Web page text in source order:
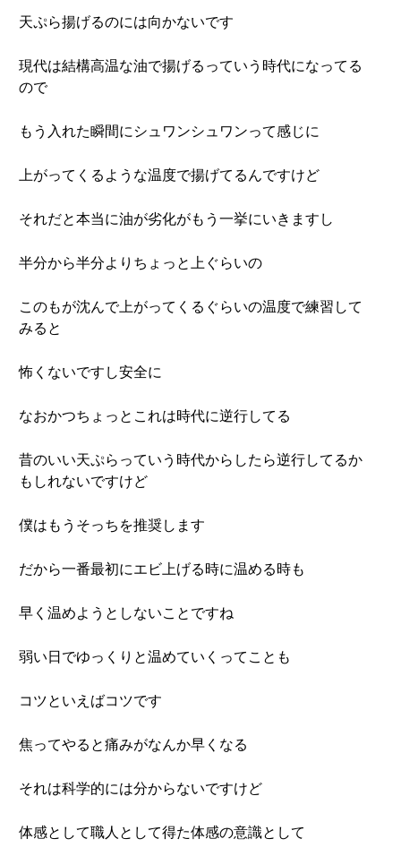
天ぷら揚げるのには向かないです
現代は結構高温な油で揚げるっていう時代になってる
ので
もう入れた瞬間にシュワンシュワンって感じに
上がってくるような温度で揚げてるんですけど
それだと本当に油が劣化がもう一挙にいきますし
半分から半分よりちょっと上ぐらいの
このもが沈んで上がってくるぐらいの温度で練習して
みると
怖くないですし安全に
なおかつちょっとこれは時代に逆行してる
昔のいい天ぷらっていう時代からしたら逆行してるか
もしれないですけど
僕はもうそっちを推奨します
だから一番最初にエビ上げる時に温める時も
早く温めようとしないことですね
弱い日でゆっくりと温めていくってことも
コツといえばコツです
焦ってやると痛みがなんか早くなる
それは科学的には分からないですけど
体感として職人として得た体感の意識として